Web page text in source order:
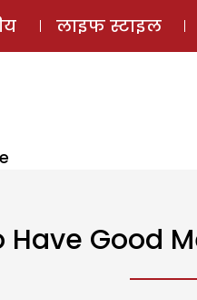
लाइफ स्टाइल
Have Good